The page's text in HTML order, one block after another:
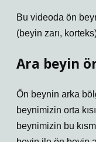
Bu videoda ön
(beyin zarı,
Ara beyin
Ön beynin arka
beynimizin orta
beynimizin bu